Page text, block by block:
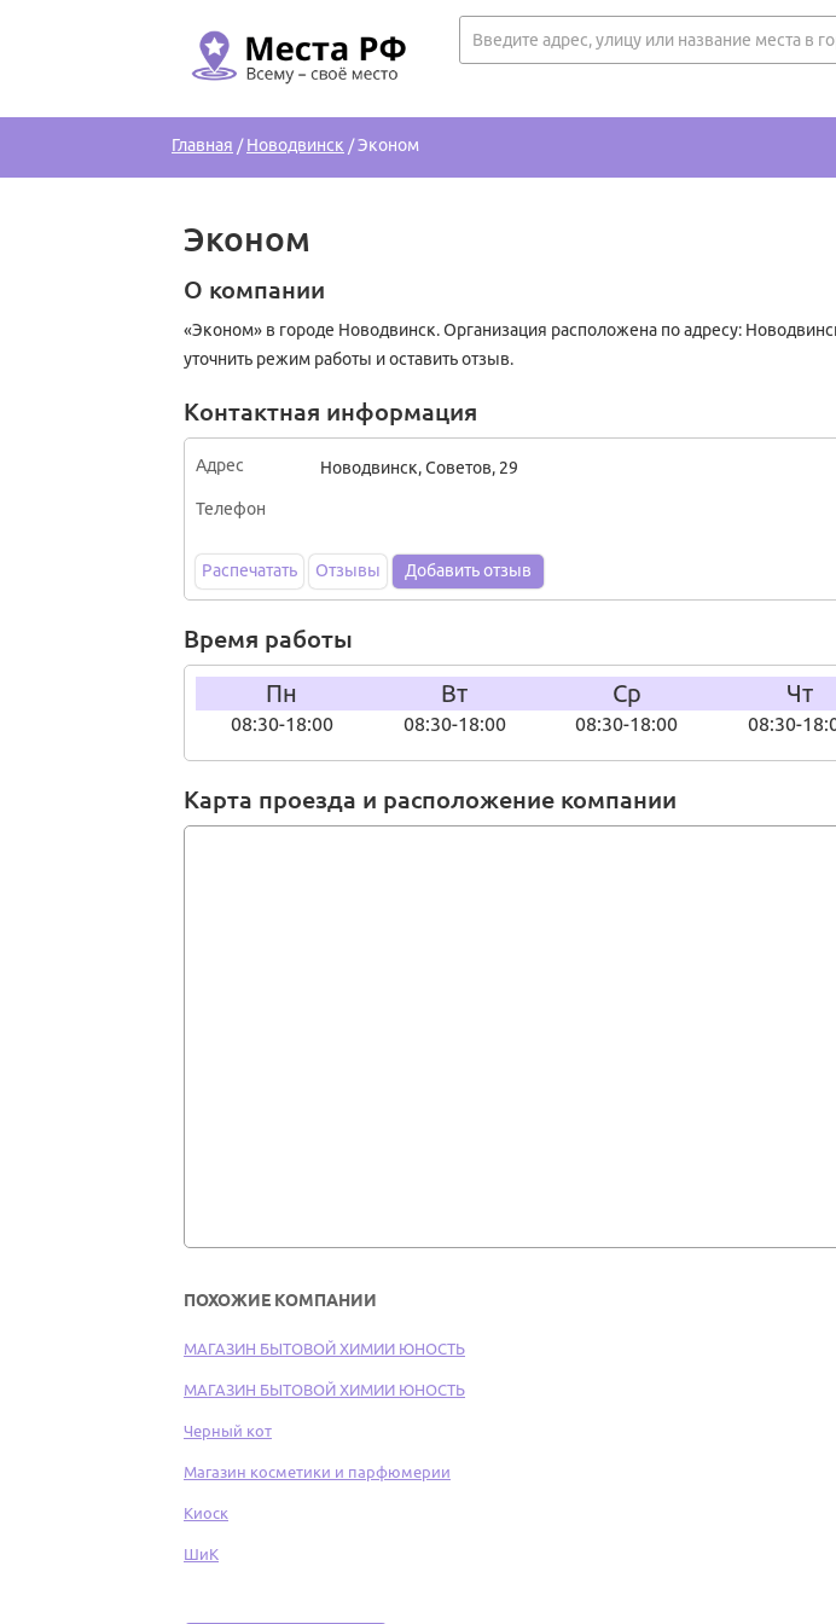
Главная /Новодвинск /Эконом
Эконом
О компании
«Эконом» в городе Новодвинск. Организация расположена по адресу:
уточнить режим работы и оставить отзыв.
Контактная информация
Адрес Новодвинск,Советов, 29
Телефон
Распечатать Отзывы Добавить отзыв
Время работы
Пн
08:30-18:00
Вт
08:30-18:00
Ср
08:30-18:00
Чт
08:30-
Карта проезда и расположение компании
ПОХОЖИЕ КОМПАНИИ
МАГАЗИН БЫТОВОЙ ХИМИИ ЮНОСТЬ
МАГАЗИН БЫТОВОЙ ХИМИИ ЮНОСТЬ
Черный кот
Магазин косметики и парфюмерии
Киоск
ШиК